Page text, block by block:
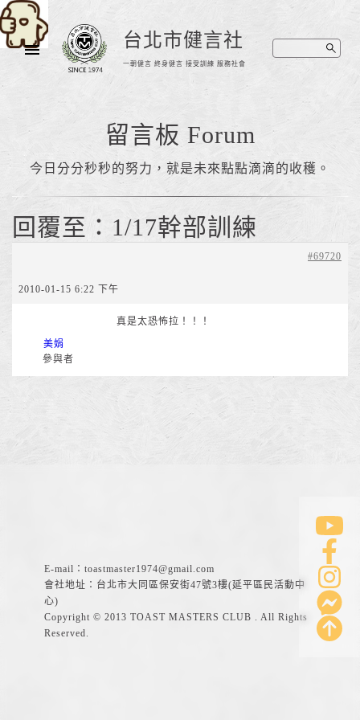
台北市健言社
一朝健言 終身健言 接受訓練 服務社會
留言板 Forum
今日分分秒秒的努力，就是未來點點滴滴的收穫。
回覆至：1/17幹部訓練
2010-01-15 6:22 下午
#69720
美娟
參與者
真是太恐怖拉！！！
E-mail： toastmaster1974@gmail.com
會社地址：台北市大同區保安街47號3樓(延平區民活動中
心)
Copyright © 2013 TOAST MASTERS CLUB . All Rights
Reserved.